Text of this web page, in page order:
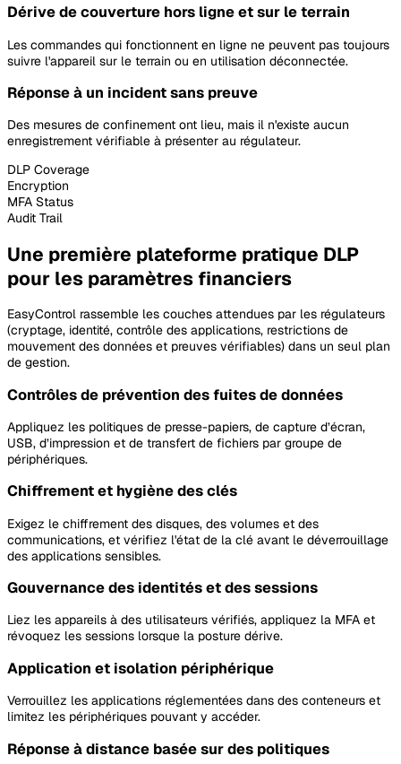
Dérive de couverture hors ligne et sur le terrain
Les commandes qui fonctionnent en ligne ne peuvent pas toujours
suivre l'appareil sur le terrain ou en utilisation déconnectée.
Réponse à un incident sans preuve
Des mesures de confinement ont lieu, mais il n'existe aucun
enregistrement vérifiable à présenter au régulateur.
DLP Coverage
Encryption
MFA Status
Audit Trail
Une première plateforme pratique DLP
pour les paramètres financiers
EasyControl rassemble les couches attendues par les régulateurs
(cryptage, identité, contrôle des applications, restrictions de
mouvement des données et preuves vérifiables) dans un seul plan
de gestion.
Contrôles de prévention des fuites de données
Appliquez les politiques de presse-papiers, de capture d’écran,
USB, d’impression et de transfert de fichiers par groupe de
périphériques.
Chiffrement et hygiène des clés
Exigez le chiffrement des disques, des volumes et des
communications, et vérifiez l'état de la clé avant le déverrouillage
des applications sensibles.
Gouvernance des identités et des sessions
Liez les appareils à des utilisateurs vérifiés, appliquez la MFA et
révoquez les sessions lorsque la posture dérive.
Application et isolation périphérique
Verrouillez les applications réglementées dans des conteneurs et
limitez les périphériques pouvant y accéder.
Réponse à distance basée sur des politiques